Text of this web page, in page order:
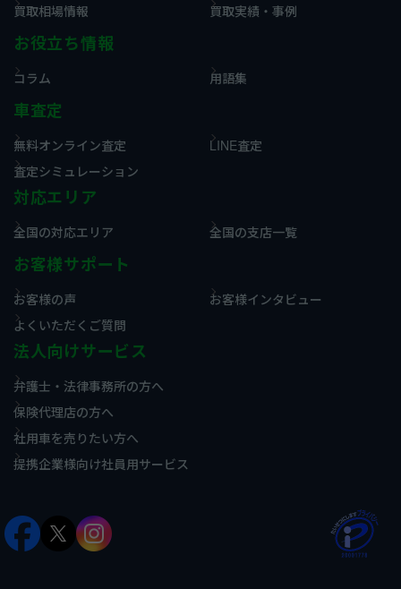
買取相場情報
買取実績・事例
お役立ち情報
コラム 用語集
車査定
無料オンライン査定
LINE査定
査定シミュレーション
対応エリア
全国の対応エリア 全国の支店一覧
お客様サポート
お客様の声
お客様インタビュー
よくいただくご質問
法人向けサービス
弁護士・法律事務所の方へ
保険代理店の方へ
社用車を売りたい方へ
提携企業様向け社員用サービス